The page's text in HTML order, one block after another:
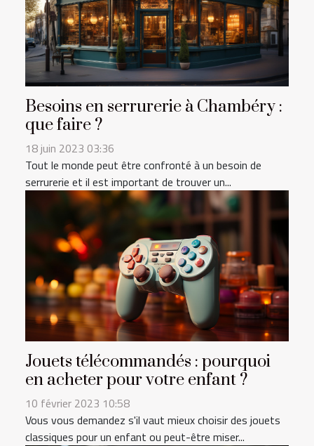
Besoins en serrurerie à Chambéry :
que faire ?
18 juin 2023 03:36
Tout le monde peut être confronté à un besoin de
serrurerie et il est important de trouver un...
Jouets télécommandés : pourquoi
en acheter pour votre enfant ?
10 février 2023 10:58
Vous vous demandez s'il vaut mieux choisir des jouets
classiques pour un enfant ou peut-être miser...